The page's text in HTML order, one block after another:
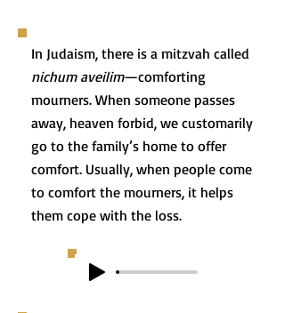
In Judaism, there is a mitzvah called
nichum aveilim—comforting
mourners. When someone passes
away, heaven forbid, we customarily
go to the family’s home to offer
comfort. Usually, when people come
to comfort the mourners, it helps
them cope with the loss.